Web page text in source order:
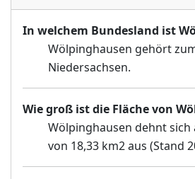
In welchem Bundesland ist
Wölpinghausen gehört
Niedersachsen.
Wie groß ist die Fläche von
Wölpinghausen dehnt sich
von 18,33 km2 aus (Stand